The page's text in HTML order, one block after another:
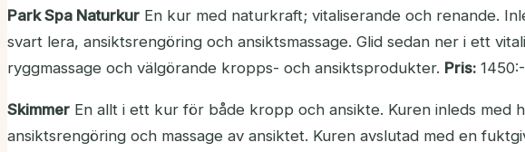
Park Spa Naturkur En kur med naturkraft; vitaliserande och renande.
svart lera, ansiktsrengöring och ansiktsmassage. Glid sedan ner i ett
ryggmassage och välgörande kropps- och ansiktsprodukter. Pris:
Skimmer En allt i ett kur för både kropp och ansikte. Kuren inleds med
ansiktsrengöring och massage av ansiktet. Kuren avslutad med en